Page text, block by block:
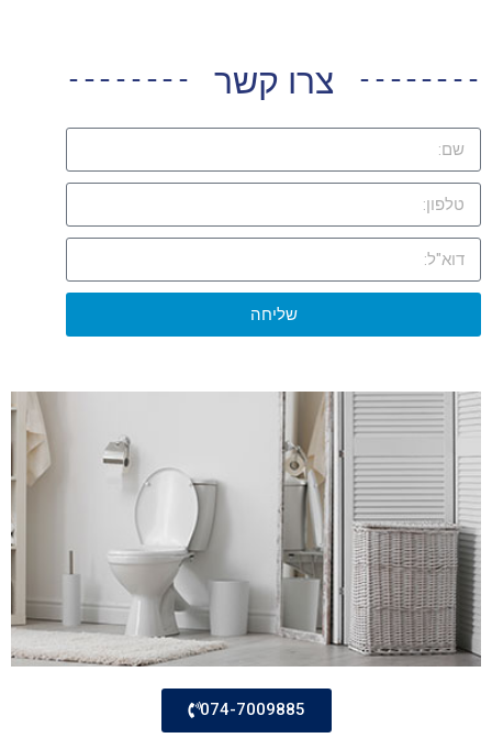
צרו קשר
שליחה
074-7009885